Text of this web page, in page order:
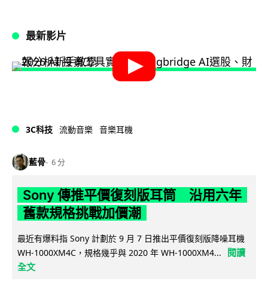
最新影片
3C科技 流動音樂 音樂耳機
藍骨 6 分
Sony 傳推平價復刻版耳筒 沿用六年
舊款規格挑戰加價潮
最近有爆料指 Sony 計劃於 9 月 7 日推出平價復刻版降噪耳機
WH-1000XM4C，規格幾乎與 2020 年 WH-1000XM4...
閱讀
全文